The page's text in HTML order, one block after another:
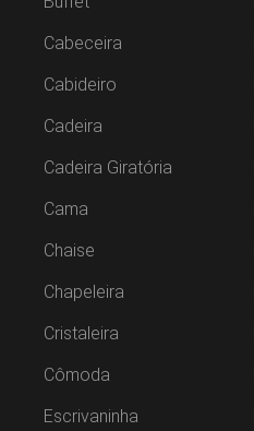
Cabeceira
Cabideiro
Cadeira
Cadeira Giratória
Cama
Chaise
Chapeleira
Cristaleira
Cômoda
Escrivaninha